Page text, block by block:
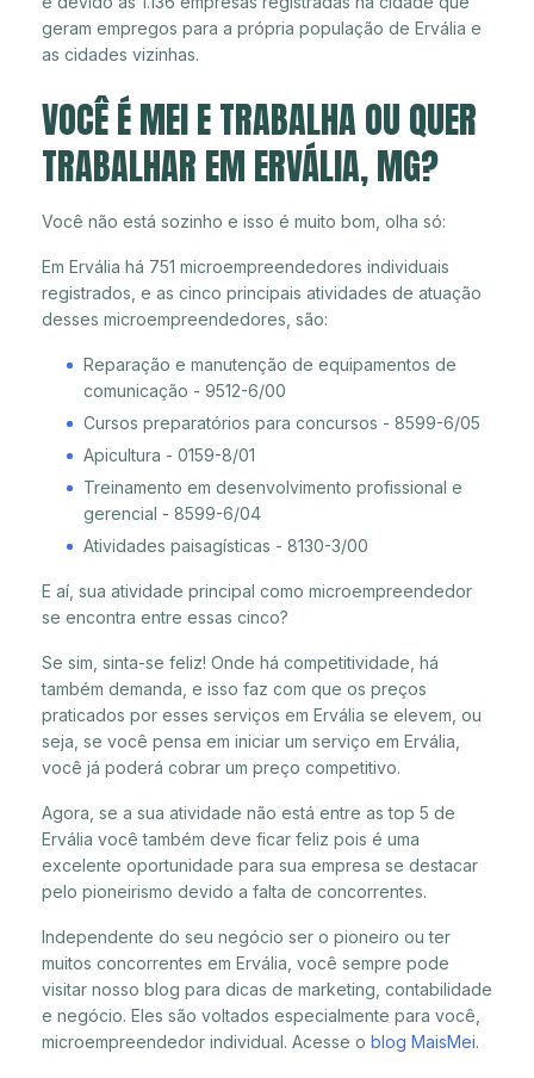
geram empregos para a própria população de Ervália e
as cidades vizinhas.
VOCÊ É MEI E TRABALHA OU QUER
TRABALHAR EM ERVÁLIA, MG?
Você não está sozinho e isso é muito bom, olha só:
Em Ervália há 751 microempreendedores individuais
registrados, e as cinco principais atividades de atuação
desses microempreendedores, são:
Reparação e manutenção de equipamentos de
comunicação - 9512-6/00
Cursos preparatórios para concursos - 8599-6/05
Apicultura - 0159-8/01
Treinamento em desenvolvimento profissional e
gerencial - 8599-6/04
Atividades paisagísticas - 8130-3/00
E aí, sua atividade principal como microempreendedor
se encontra entre essas cinco?
Se sim, sinta-se feliz! Onde há competitividade, há
também demanda, e isso faz com que os preços
praticados por esses serviços em Ervália se elevem, ou
seja, se você pensa em iniciar um serviço em Ervália,
você já poderá cobrar um preço competitivo.
Agora, se a sua atividade não está entre as top 5 de
Ervália você também deve ficar feliz pois é uma
excelente oportunidade para sua empresa se destacar
pelo pioneirismo devido a falta de concorrentes.
Independente do seu negócio ser o pioneiro ou ter
muitos concorrentes em Ervália, você sempre pode
visitar nosso blog para dicas de marketing, contabilidade
e negócio. Eles são voltados especialmente para você,
microempreendedor individual. Acesse o blog MaisMei.